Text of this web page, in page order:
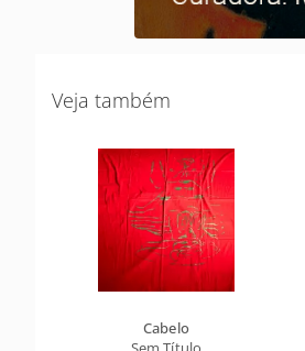
Veja também
Cabelo